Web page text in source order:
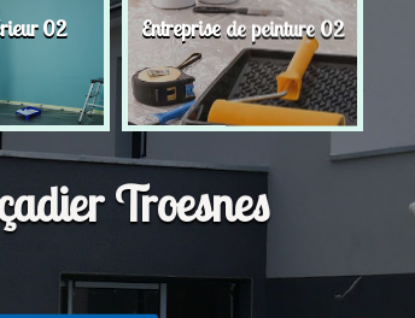
02 Entreprise de peinture 02
Troesnes